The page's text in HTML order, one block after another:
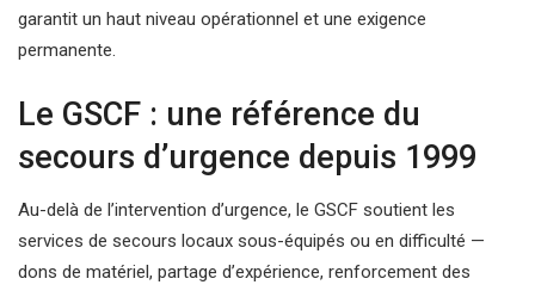
garantit un haut niveau opérationnel et une exigence
permanente.
Le GSCF : une référence du
secours d’urgence depuis 1999
Au-delà de l’intervention d’urgence, le GSCF soutient les
services de secours locaux sous-équipés ou en difficulté —
dons de matériel, partage d’expérience, renforcement des